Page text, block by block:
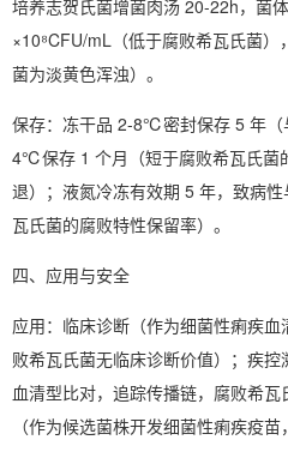
培养志贺氏菌增菌肉汤 20-22h，菌
×10⁸CFU/mL（低于腐败希瓦氏菌
菌为淡黄色浑浊）。
保存：冻干品 2-8℃密封保存 5 年（
4℃保存 1 个月（短于腐败希瓦氏菌
退）；液氮冷冻有效期 5 年，致病
瓦氏菌的腐败特性保留率）。
四、应用与安全
应用：临床诊断（作为细菌性痢疾
败希瓦氏菌无临床诊断价值）；疾
血清型比对，追踪传播链，腐败希
（作为候选菌株开发细菌性痢疾疫